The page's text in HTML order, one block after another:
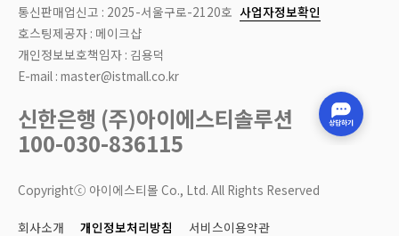
통신판매업신고 : 2025-서울구로-2120호 사업자정보확인
호스팅제공자 : 메이크샵
개인정보보호책임자 : 김용덕
E-mail : master@istmall.co.kr
신한은행 (주)아이에스티솔루션
100-030-836115
Copyrightⓒ 아이에스티몰 Co., Ltd. All Rights Reserved
회사소개 개인정보처리방침 서비스이용약관